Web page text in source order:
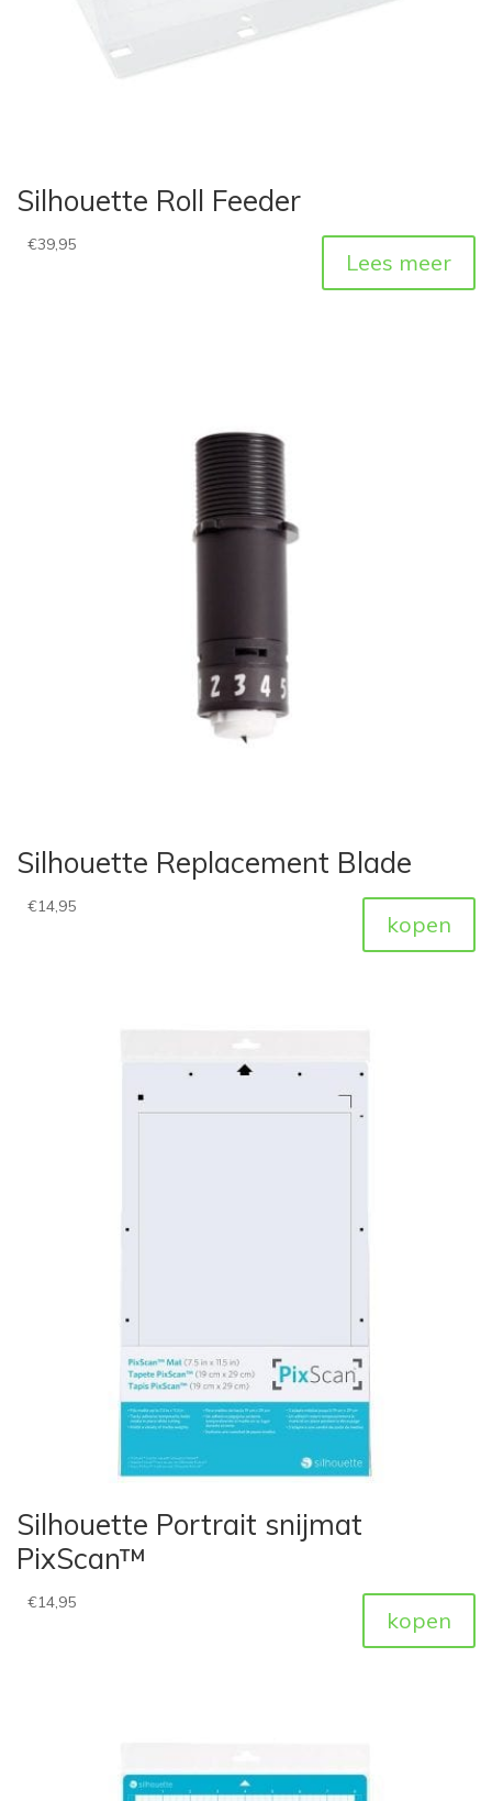
Silhouette Roll Feeder
€39,95
Lees meer
Silhouette Replacement Blade
€14,95
kopen
Silhouette Portrait snijmat
PixScan™
€14,95
kopen